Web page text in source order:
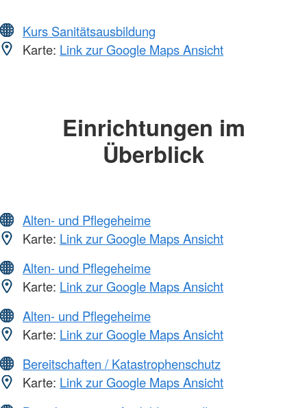
Kurs Sanitätsausbildung
Karte: Link zur Google Maps Ansicht
Einrichtungen im
Überblick
Alten- und Pflegeheime
Karte: Link zur Google Maps Ansicht
Alten- und Pflegeheime
Karte: Link zur Google Maps Ansicht
Alten- und Pflegeheime
Karte: Link zur Google Maps Ansicht
Bereitschaften / Katastrophenschutz
Karte: Link zur Google Maps Ansicht